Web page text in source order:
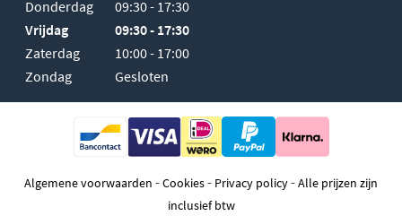
Donderdag
09:30 - 17:30
Vrijdag
09:30 - 17:30
Zaterdag
10:00 - 17:00
Zondag
Gesloten
Algemene voorwaarden -Cookies- Privacy policy-Alle prijzen zijn
inclusief btw